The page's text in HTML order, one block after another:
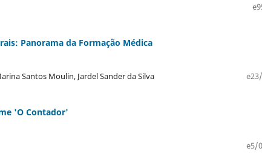
Panorama da Formação Médica
Santos Moulin, Jardel Sander da Silva
'O Contador'
e5/